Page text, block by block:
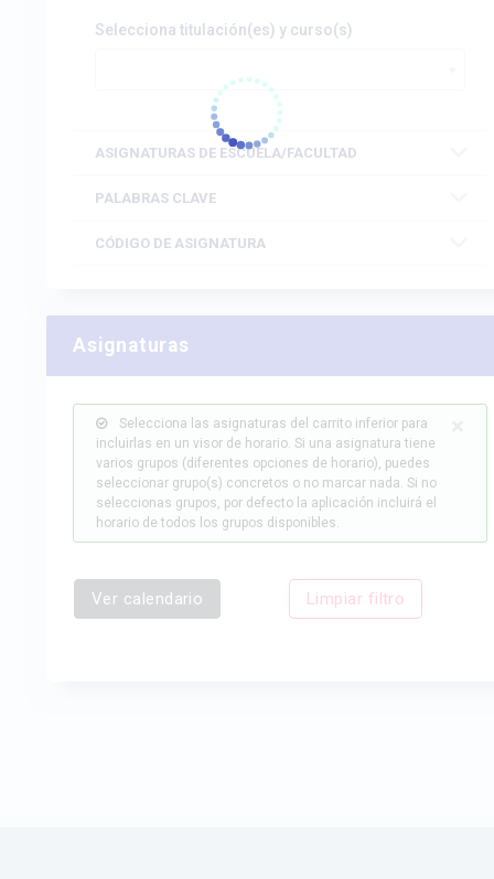
Selecciona titulación(es) y curso(s)
ASIGNATURAS DE ESCUELA/FACULTAD
PALABRAS CLAVE
CÓDIGO DE ASIGNATURA
Asignaturas
Selecciona las asignaturas del carrito inferior para
incluirlas en un visor de horario. Si una asignatura tiene
varios grupos (diferentes opciones de horario), puedes
seleccionar grupo(s) concretos o no marcar nada. Si no
seleccionas grupos, por defecto la aplicación incluirá el
horario de todos los grupos disponibles.
Ver calendario Limpiar filtro